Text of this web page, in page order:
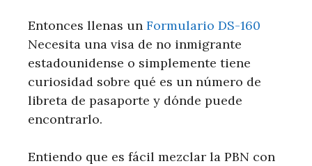
Entonces llenas un Formulario DS-160
Necesita una visa de no inmigrante
estadounidense o simplemente tiene
curiosidad sobre qué es un número de
libreta de pasaporte y dónde puede
encontrarlo.
Entiendo que es fácil mezclar la PBN con